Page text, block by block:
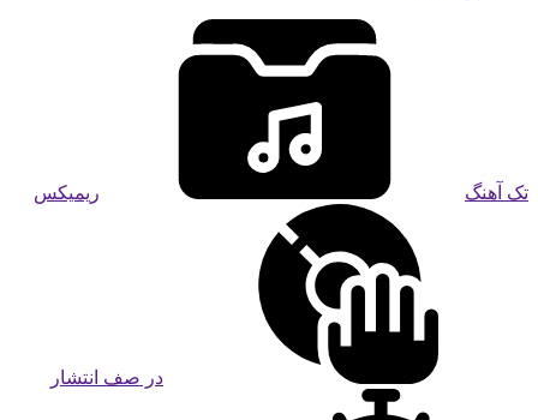
تک آهنگ ریمیکس
در صف انتشار